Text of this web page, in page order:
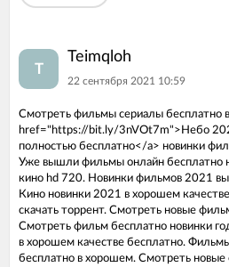
T
Teimqloh
22 сентября 2021 10:59
Смотреть фильмы сериалы бесплатно
href="https://bit.ly/3nVOt7m">Небо
полностью бесплатно</a> новинки
Уже вышли фильмы онлайн бесплатно
кино hd 720. Новинки фильмов 2021
Кино новинки 2021 в хорошем
скачать торрент. Смотреть новые
Смотреть фильм бесплатно новинки
в хорошем качестве бесплатно.
бесплатно в хорошем. Смотреть